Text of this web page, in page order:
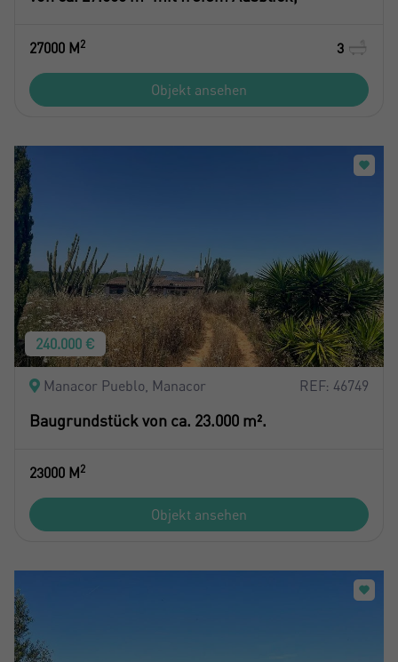
27000 M2 3
Objekt ansehen
240.000 €
Manacor Pueblo, Manacor REF: 46749
Baugrundstück von ca. 23.000 m².
23000 M2
Objekt ansehen